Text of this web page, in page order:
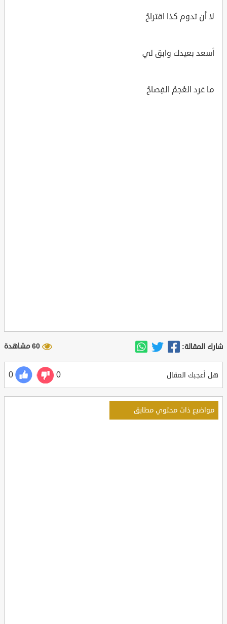
لا أن تدوم كذا اقتراحُ
أسعد بعيدك وابق لي
ما غرد العُجمُ الفِصاحُ
شارك المقالة: 60 مشاهدة
هل أعجبك المقال 0
0
مواضيع ذات محتوي مطابق